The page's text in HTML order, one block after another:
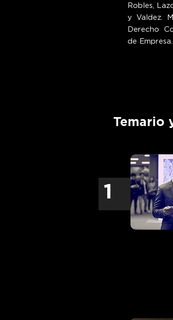
Robles,
y Valdez.
Derecho
de Empresa.
Temario
1